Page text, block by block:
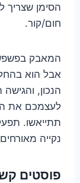
הסימן שצריך
חום/קור.
המאבק
אבל הוא
הנכון,
לעצמכם את
תתייאשו.
נקייה
פוסטים